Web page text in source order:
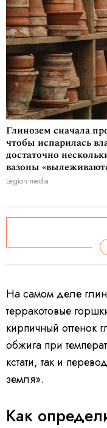
Глинозем сначала
чтобы испарилась
достаточно
вазоны
Legion media
На самом деле
терракотовые
кирпичный оттенок
обжига при
кстати, так и
земля».
Как